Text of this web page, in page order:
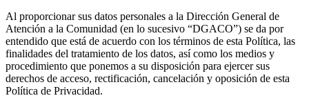
Al proporcionar sus datos personales a la Dirección General de
Atención a la Comunidad (en lo sucesivo “DGACO”) se da por
entendido que está de acuerdo con los términos de esta Política, las
finalidades del tratamiento de los datos, así como los medios y
procedimiento que ponemos a su disposición para ejercer sus
derechos de acceso, rectificación, cancelación y oposición de esta
Política de Privacidad.